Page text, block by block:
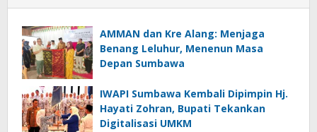
AMMAN dan Kre Alang: Menjaga
Benang Leluhur, Menenun Masa
Depan Sumbawa
IWAPI Sumbawa Kembali Dipimpin Hj.
Hayati Zohran, Bupati Tekankan
Digitalisasi UMKM